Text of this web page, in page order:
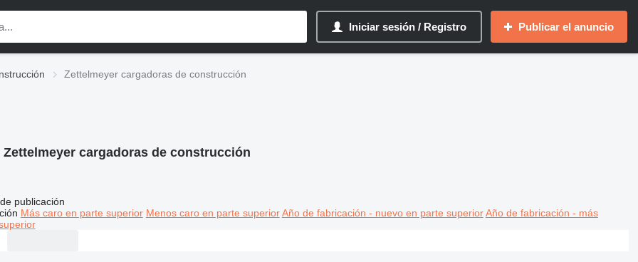
Iniciar sesión / Registro Publicar el anuncio
Zettelmeyer cargadoras de construcción
Zettelmeyer cargadoras de construcción
publicación
Más caro en parte superior Menos caro en parte superior Año de fabricación - nuevo en parte superior Año de fabricación - más